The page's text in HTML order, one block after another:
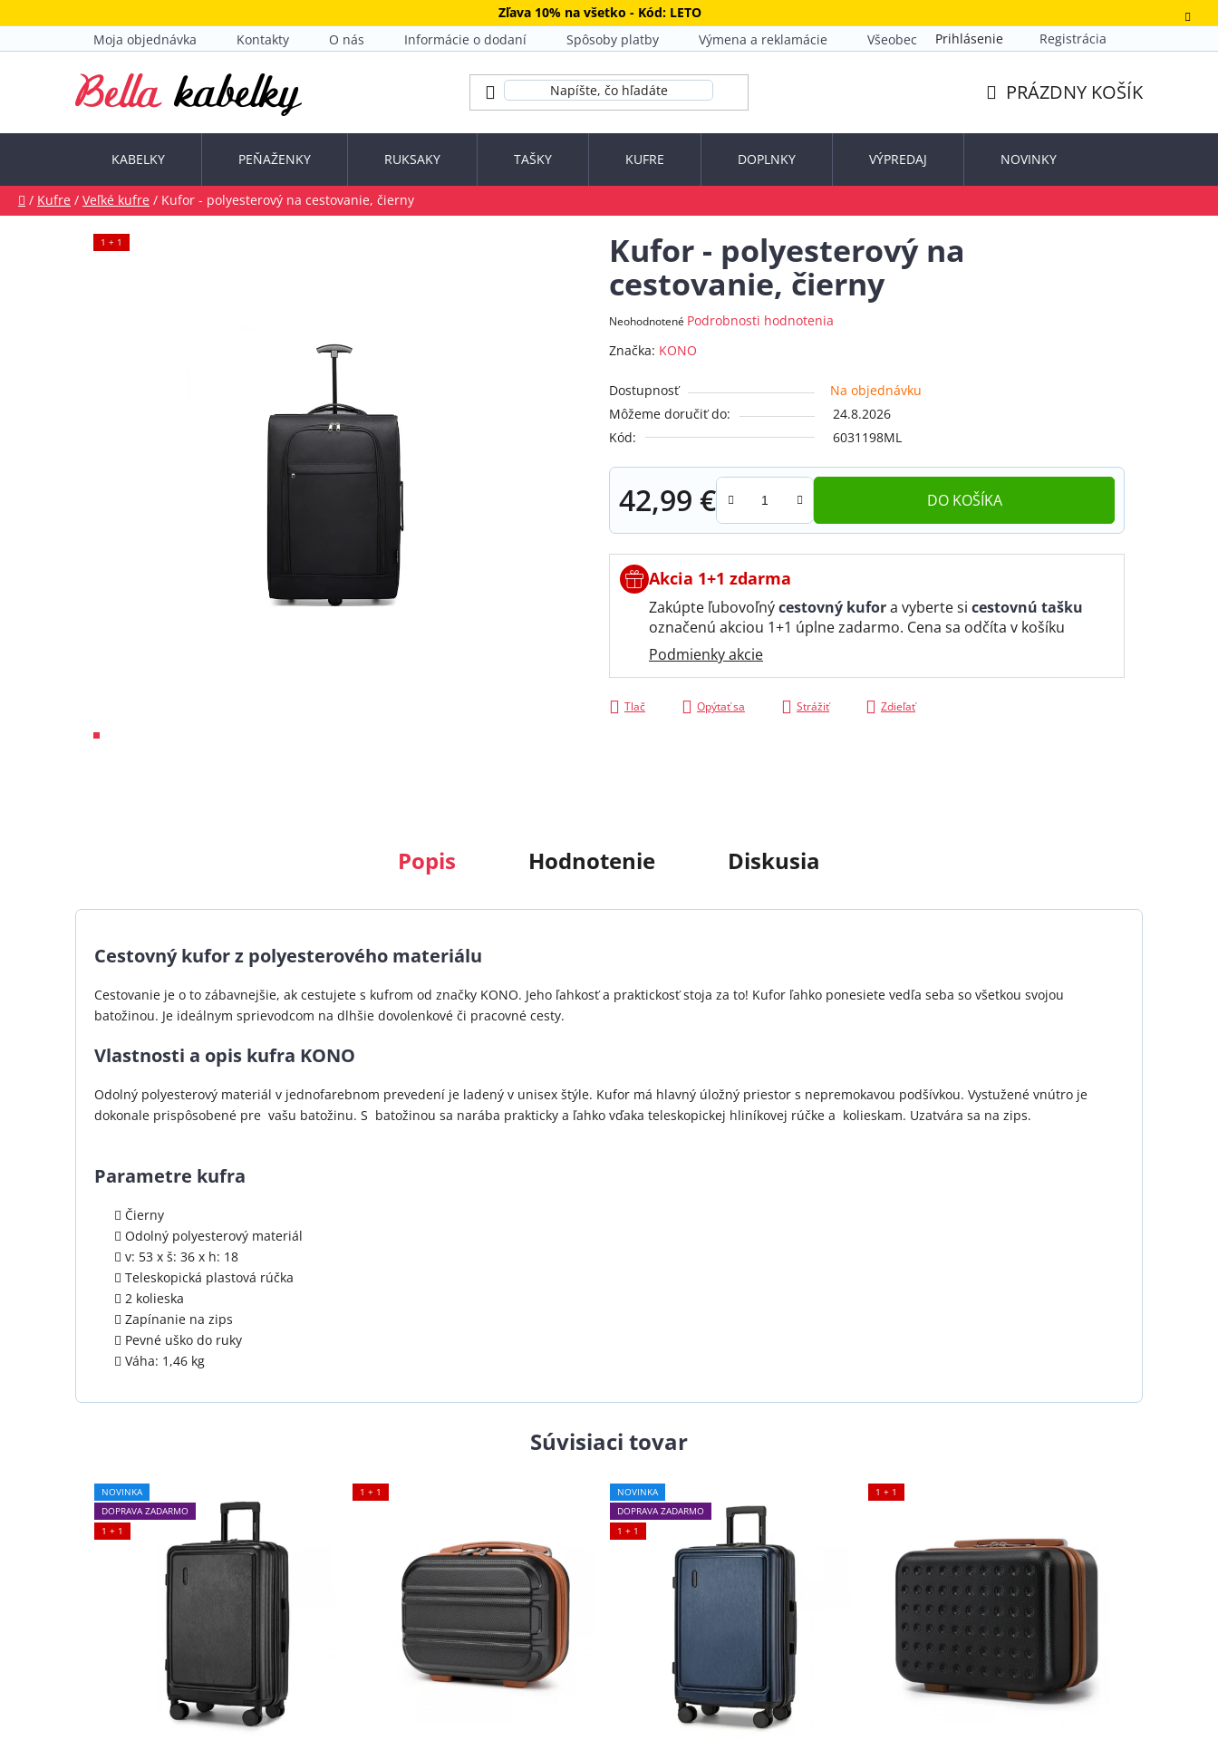
na
Zľava 10% na všetko - Kód: LETO
Moja objednávka
Kontakty O nás Informácie o dodaní Spôsoby platby Výmena a reklamácie Všeobecné obchodné podmienky
Prihlásenie Registrácia
KOŠÍK
PRÁZDNY KOŠÍK
KABELKY PEŇAŽENKY RUKSAKY TAŠKY KUFRE DOPLNKY VÝPREDAJ NOVINKY
Domov
/ Kufre / Veľké kufre / Kufor - polyesterový na cestovanie, čierny
Kufor - polyesterový na
cestovanie, čierny
Priemerné
produktu
z
5
hviezdičiek.
Neohodnotené Podrobnosti hodnotenia
Značka: KONO
Dostupnosť
Na objednávku
Môžeme doručiť do:
24.8.2026
Kód:
6031198ML
42,99 €
Jednotková cena:
DO KOŠÍKA
Akcia 1+1 zdarma
Zakúpte ľubovoľnýcestovný kufora vyberte si cestovnú tašku
označenú akciou 1+1 úplne zadarmo. Cena sa odčíta v košíku
Podmienky akcie
Tlač Opýtať sa Strážiť Zdieľať
1 + 1
Popis Hodnotenie Diskusia
Cestovný kufor z polyesterového materiálu
Cestovanie je o to zábavnejšie, ak cestujete s kufrom od značky KONO. Jeho ľahkosť a praktickosť stoja za to! Kufor ľahko ponesiete vedľa seba so všetkou svojou
batožinou. Je ideálnym sprievodcom na dlhšie dovolenkové či pracovné cesty.
Vlastnosti a opis kufra KONO
Odolný polyesterový materiál v jednofarebnom prevedení je ladený v unisex štýle. Kufor má hlavný úložný priestor s nepremokavou podšívkou. Vystužené vnútro je
dokonale prispôsobené pre vašu batožinu. S batožinou sa narába prakticky a ľahko vďaka teleskopickej hliníkovej rúčke a kolieskam. Uzatvára sa na zips.
Parametre kufra
Čierny
Odolný polyesterový materiál
v: 53 x š: 36 x h: 18
Teleskopická plastová rúčka
2 kolieska
Zapínanie na zips
Pevné uško do ruky
Váha: 1,46 kg
Súvisiaci tovar
NOVINKA
DOPRAVA ZADARMO
1 + 1
1 + 1
NOVINKA
DOPRAVA ZADARMO
1 + 1
1 + 1